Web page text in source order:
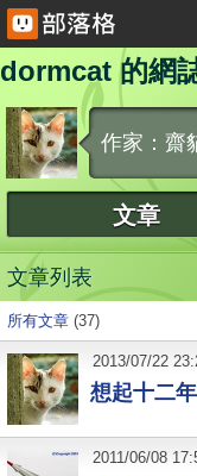
dormcat 的網
作家：齋
文章
文章列表
所有文章 (37)
想起十二
2013/07/22
2011/06/08